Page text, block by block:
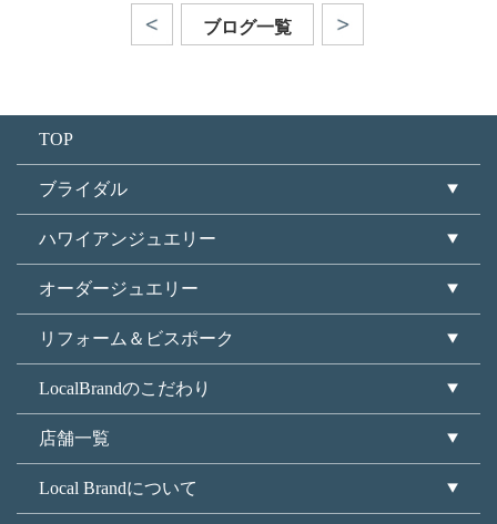
ブログ一覧
TOP
ブライダル
ハワイアンジュエリー
オーダージュエリー
リフォーム＆ビスポーク
LocalBrandのこだわり
店舗一覧
Local Brandについて